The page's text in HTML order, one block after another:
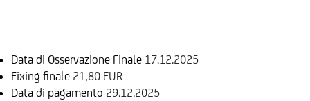
Data di Osservazione Finale 17.12.2025
Fixing finale 21,80 EUR
Data di pagamento 29.12.2025